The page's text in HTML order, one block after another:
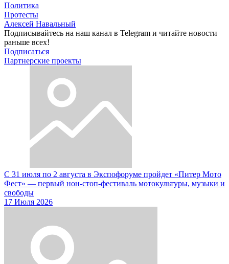
Политика
Протесты
Алексей Навальный
Подписывайтесь на наш канал в Telegram и читайте новости
раньше всех!
Подписаться
Партнерские проекты
С 31 июля по 2 августа в Экспофоруме пройдет «Питер Мото
Фест» — первый нон-стоп-фестиваль мотокультуры, музыки и
свободы
17 Июля 2026